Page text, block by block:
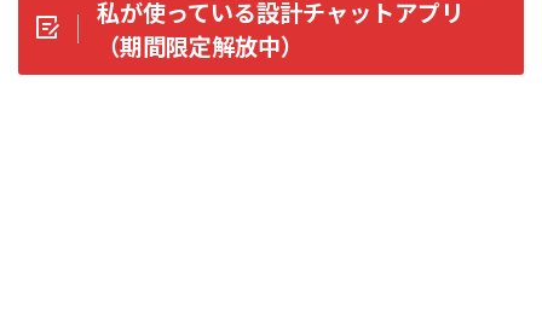
私が使っている設計チャットアプリ
（期間限定解放中）